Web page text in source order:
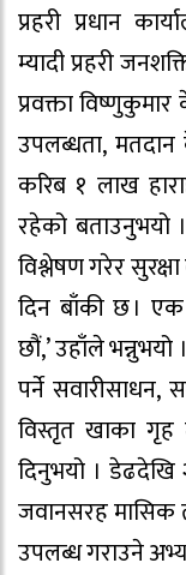
प्रहरी प्रधान
म्यादी प्रहरी
प्रवक्ता
उपलब्धता,
करिब १ लाख
रहेको बताउनुभयो
विश्लेषण गरेर
दिन बाँकी छ ।
छौं,’ उहाँले
पर्ने सवारीसाधन,
विस्तृत खाका गृह
दिनुभयो । डेढदेखि
जवानसरह मासिक
उपलब्ध गराउने